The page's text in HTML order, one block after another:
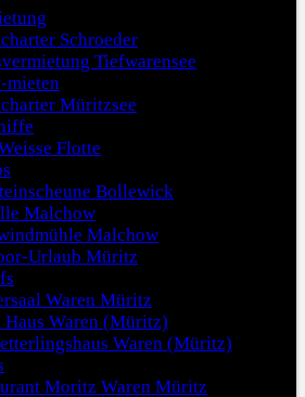
Schroeder
Tiefwarensee
mieten
Müritzsee
Flotte
Bollewick
Malchow
Malchow
Urlaub Müritz
Waren Müritz
Haus Waren (Müritz)
Waren (Müritz)
Moritz Waren Müritz